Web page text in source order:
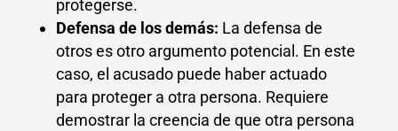
protegerse.
Defensa de los demás: La defensa de
otros es otro argumento potencial. En este
caso, el acusado puede haber actuado
para proteger a otra persona. Requiere
demostrar la creencia de que otra persona